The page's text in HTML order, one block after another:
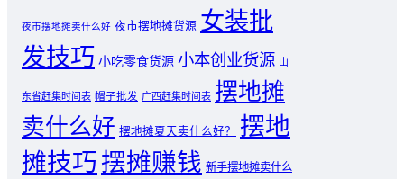
夜市摆地摊卖什么好 夜市摆地摊货源 女装批
发技巧 小吃零食货源 小本创业货源 山
东省赶集时间表 帽子批发 广西赶集时间表 摆地摊
卖什么好 摆地摊夏天卖什么好？
摆地
摊技巧摆摊赚钱 新手摆地摊卖什么